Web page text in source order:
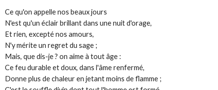
Ce qu'on appelle nos beaux jours
N'est qu'un éclair brillant dans une nuit d'orage,
Et rien, excepté nos amours,
N'y mérite un regret du sage ;
Mais, que dis-je ? on aime à tout âge :
Ce feu durable et doux, dans l'âme renfermé,
Donne plus de chaleur en jetant moins de flamme ;